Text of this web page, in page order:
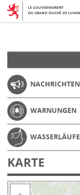
NACHRICHTEN
WARNUNGEN
WASSERLÄUFE
KARTE